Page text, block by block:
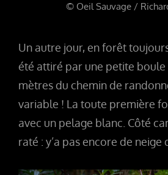
© Oeil Sauvage /
Un autre jour, en forêt
été attiré par une petite boule
mètres du chemin de
variable ! La toute première
avec un pelage blanc. Côté
raté : y’a pas encore de neige